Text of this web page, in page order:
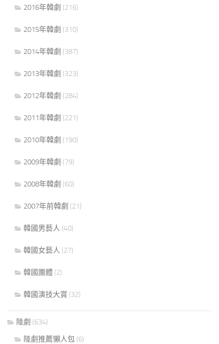
2016年韓劇 (216)
2015年韓劇 (310)
2014年韓劇 (387)
2013年韓劇 (323)
2012年韓劇 (284)
2011年韓劇 (221)
2010年韓劇 (190)
2009年韓劇 (79)
2008年韓劇 (60)
2007年前韓劇 (21)
韓國男藝人 (40)
韓國女藝人 (27)
韓國團體 (2)
韓國演技大賞 (32)
陸劇 (634)
陸劇推薦懶人包 (6)